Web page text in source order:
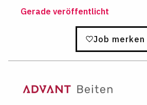
Gerade veröffentlicht
Job merken